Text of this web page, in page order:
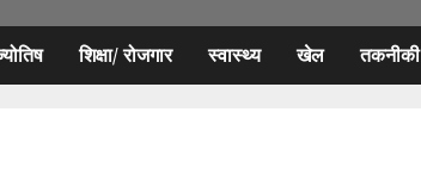
शिक्षा/ रोजगार स्वास्थ्य खेल तकनीकी